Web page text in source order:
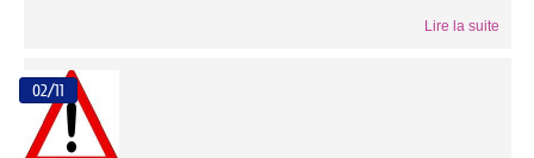
Lire la suite
02/11